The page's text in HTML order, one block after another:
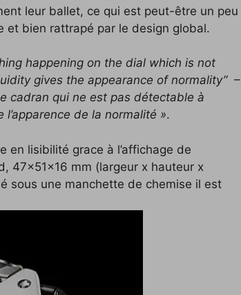
leur ballet, ce qui est peut-être un peu
et bien rattrapé par le design global.
happening on the dial which is not
gives the appearance of normality”–
cadran qui ne est pas détectable à
de la normalité ».
en lisibilité grace à l’affichage de
47x51x16 mm (largeur x hauteur x
sous une manchette de chemise il est